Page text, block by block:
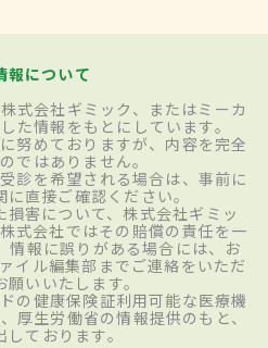
報について
式会社ギミック、またはミーカ
た情報をもとにしています。
努めておりますが、内容を完全
ではありません。
診を希望される場合は、事前に
直接ご確認ください。
害について、株式会社ギミッ
式会社ではその賠償の責任を一
情報に誤りがある場合には、お
イル編集部までご連絡をいただ
いいたします。
の健康保険証利用可能な医療機
厚生労働省の情報提供のもと、
ております。